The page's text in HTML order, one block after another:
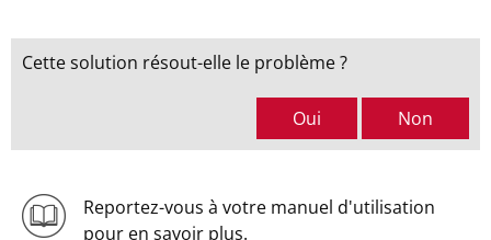
Cette solution résout-elle le problème ?
Oui Non
Reportez-vous à votre manuel d'utilisation
pour en savoir plus.